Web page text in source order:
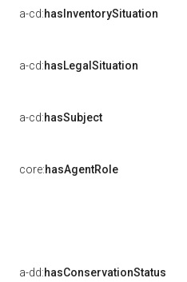
a-cd:hasInventorySituation
a-cd:hasLegalSituation
a-cd:hasSubject
core:hasAgentRole
a-dd:hasConservationStatus